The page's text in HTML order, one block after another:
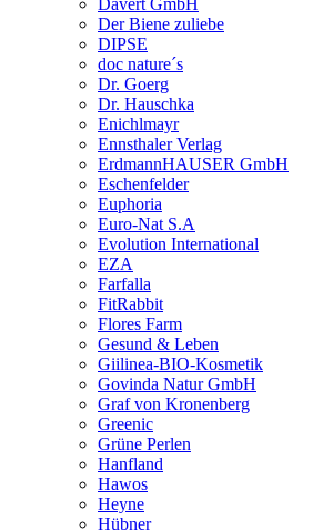
Der Biene zuliebe
DIPSE
doc nature´s
Dr. Goerg
Dr. Hauschka
Enichlmayr
Ennsthaler Verlag
ErdmannHAUSER GmbH
Eschenfelder
Euphoria
Euro-Nat S.A
Evolution International
EZA
Farfalla
FitRabbit
Flores Farm
Gesund & Leben
Giilinea-BIO-Kosmetik
Govinda Natur GmbH
Graf von Kronenberg
Greenic
Grüne Perlen
Hanfland
Hawos
Heyne
Hübner